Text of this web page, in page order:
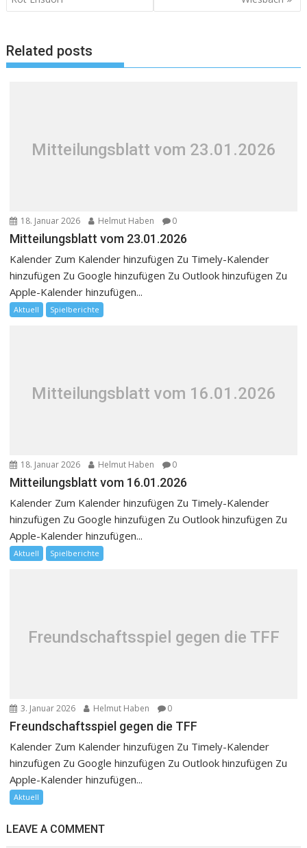
Related posts
Mitteilungsblatt vom 23.01.2026
18. Januar 2026 Helmut Haben 0
Mitteilungsblatt vom 23.01.2026
Kalender Zum Kalender hinzufügen Zu Timely-Kalender
hinzufügen Zu Google hinzufügen Zu Outlook hinzufügen Zu
Apple-Kalender hinzufügen...
Aktuell Spielberichte
Mitteilungsblatt vom 16.01.2026
18. Januar 2026 Helmut Haben 0
Mitteilungsblatt vom 16.01.2026
Kalender Zum Kalender hinzufügen Zu Timely-Kalender
hinzufügen Zu Google hinzufügen Zu Outlook hinzufügen Zu
Apple-Kalender hinzufügen...
Aktuell Spielberichte
Freundschaftsspiel gegen die TFF
3. Januar 2026 Helmut Haben 0
Freundschaftsspiel gegen die TFF
Kalender Zum Kalender hinzufügen Zu Timely-Kalender
hinzufügen Zu Google hinzufügen Zu Outlook hinzufügen Zu
Apple-Kalender hinzufügen...
Aktuell
LEAVE A COMMENT